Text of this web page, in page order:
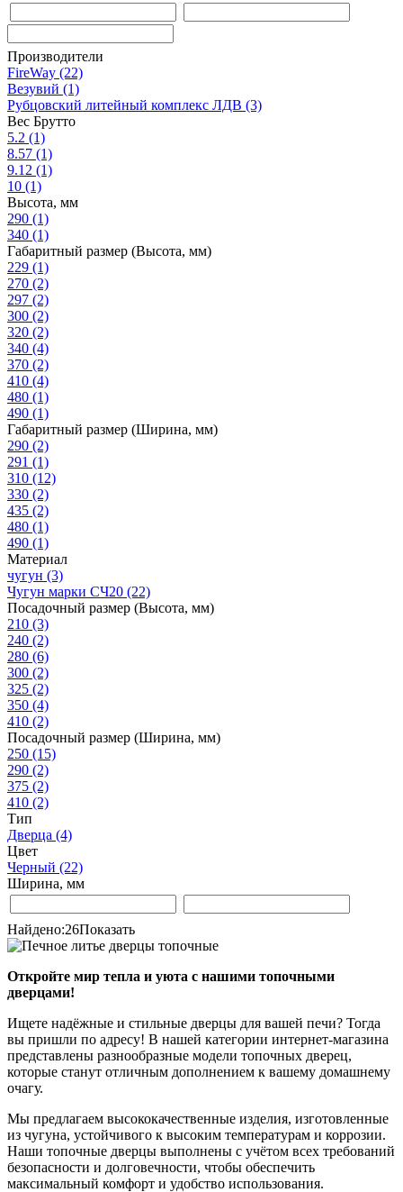
Производители
FireWay (22)
Везувий (1)
Рубцовский литейный комплекс ЛДВ (3)
Вес Брутто
5.2 (1)
8.57 (1)
9.12 (1)
10 (1)
Высота, мм
290 (1)
340 (1)
Габаритный размер (Высота, мм)
229 (1)
270 (2)
297 (2)
300 (2)
320 (2)
340 (4)
370 (2)
410 (4)
480 (1)
490 (1)
Габаритный размер (Ширина, мм)
290 (2)
291 (1)
310 (12)
330 (2)
435 (2)
480 (1)
490 (1)
Материал
чугун (3)
Чугун марки СЧ20 (22)
Посадочный размер (Высота, мм)
210 (3)
240 (2)
280 (6)
300 (2)
325 (2)
350 (4)
410 (2)
Посадочный размер (Ширина, мм)
250 (15)
290 (2)
375 (2)
410 (2)
Тип
Дверца (4)
Цвет
Черный (22)
Ширина, мм
Найдено:26Показать
Откройте мир тепла и уюта с нашими топочными
дверцами!
Ищете надёжные и стильные дверцы для вашей печи? Тогда
вы пришли по адресу! В нашей категории интернет-магазина
представлены разнообразные модели топочных дверец,
которые станут отличным дополнением к вашему домашнему
очагу.
Мы предлагаем высококачественные изделия, изготовленные
из чугуна, устойчивого к высоким температурам и коррозии.
Наши топочные дверцы выполнены с учётом всех требований
безопасности и долговечности, чтобы обеспечить
максимальный комфорт и удобство использования.